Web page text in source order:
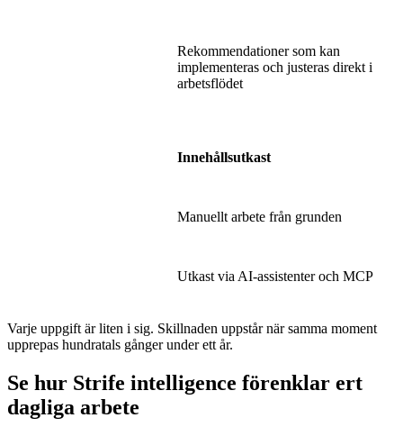
Rekommendationer som kan
implementeras och justeras direkt i
arbetsflödet
Innehållsutkast
Manuellt arbete från grunden
Utkast via AI-assistenter och MCP
Varje uppgift är liten i sig. Skillnaden uppstår när samma moment
upprepas hundratals gånger under ett år.
Se hur Strife intelligence förenklar ert
dagliga arbete